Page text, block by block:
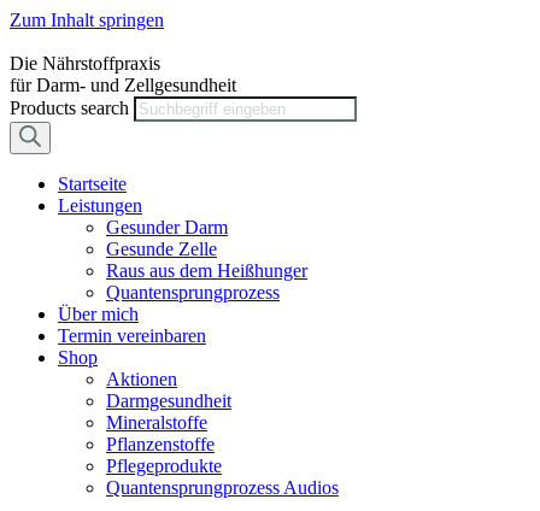
Zum Inhalt springen
Die Nährstoffpraxis
für Darm- und Zellgesundheit
Products search
Startseite
Leistungen
Gesunder Darm
Gesunde Zelle
Raus aus dem Heißhunger
Quantensprungprozess
Über mich
Termin vereinbaren
Shop
Aktionen
Darmgesundheit
Mineralstoffe
Pflanzenstoffe
Pflegeprodukte
Quantensprungprozess Audios